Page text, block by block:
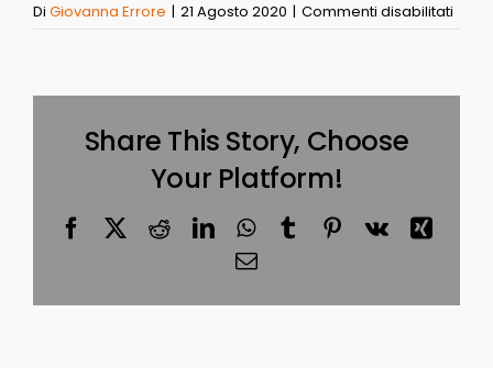
Di Giovanna Errore | 21 Agosto 2020 | Commenti disabilitati
Share This Story, Choose
Your Platform!
FacebookRedditLinkedInWhatsApp
TumblrPinterest
Vk
Xing
Email